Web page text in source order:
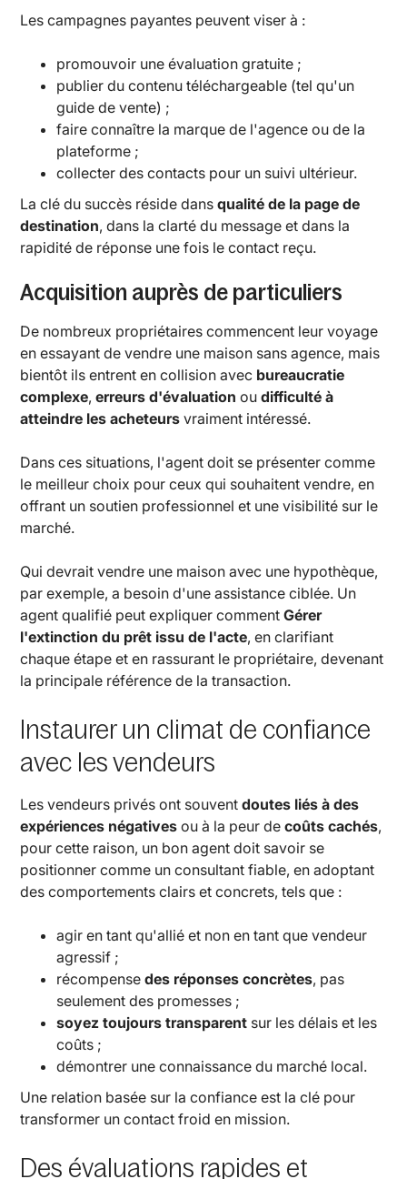
Les campagnes payantes peuvent viser à :
promouvoir une évaluation gratuite ;
publier du contenu téléchargeable (tel qu'un
guide de vente) ;
faire connaître la marque de l'agence ou de la
plateforme ;
collecter des contacts pour un suivi ultérieur.
La clé du succès réside dansqualité de la page de
destination, dans la clarté du message et dans la
rapidité de réponse une fois le contact reçu.
Acquisition auprès de particuliers
De nombreux propriétaires commencent leur voyage
en essayant de vendre une maison sans agence, mais
bientôt ils entrent en collision avec bureaucratie
complexe,erreurs d'évaluation oudifficulté à
atteindre les acheteurs vraiment intéressé.
Dans ces situations, l'agent doit se présenter comme
le meilleur choix pour ceux qui souhaitent vendre, en
offrant un soutien professionnel et une visibilité sur le
marché.
Qui devrait vendre une maison avec une hypothèque,
par exemple, a besoin d'une assistance ciblée. Un
agent qualifié peut expliquer commentGérer
l'extinction du prêt issu de l'acte, en clarifiant
chaque étape et en rassurant le propriétaire, devenant
la principale référence de la transaction.
Instaurer un climat de confiance
avec les vendeurs
Les vendeurs privés ont souventdoutes liés à des
expériences négatives ou à la peur de coûts cachés,
pour cette raison, un bon agent doit savoir se
positionner comme un consultant fiable, en adoptant
des comportements clairs et concrets, tels que :
agir en tant qu'allié et non en tant que vendeur
agressif ;
récompense des réponses concrètes, pas
seulement des promesses ;
soyez toujours transparent sur les délais et les
coûts ;
démontrer une connaissance du marché local.
Une relation basée sur la confiance est la clé pour
transformer un contact froid en mission.
Des évaluations rapides et